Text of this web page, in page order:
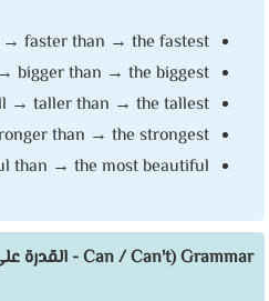
→ faster than → the fastest
bigger than → the biggest
→ taller than → the tallest
than → the strongest
than → the most beautiful
Grammar (Can / Can't - القدرة على الفعل):